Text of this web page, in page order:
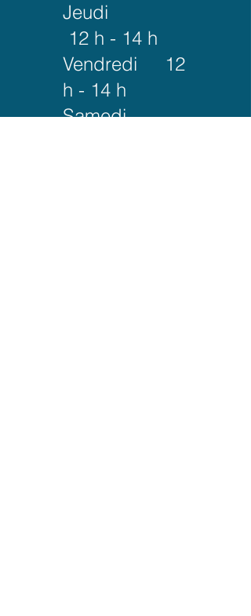
Jeudi
12 h - 14 h
Vendredi 12
h - 14 h
Samedi